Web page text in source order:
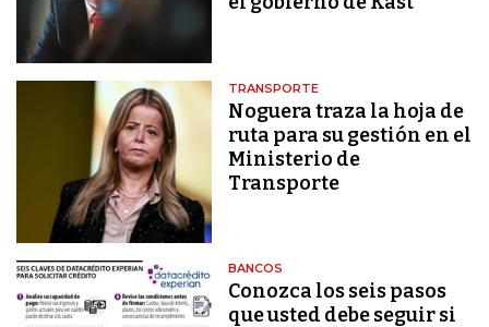
TRANSPORTE
Noguera traza la hoja de
ruta para su gestión en el
Ministerio de
Transporte
BANCOS
Conozca los seis pasos
que usted debe seguir si